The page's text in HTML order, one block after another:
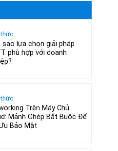
thức
sao lựa chọn giải pháp
phù hợp với doanh
thức
Trên Máy Chủ
Mảnh Ghép Bắt Buộc Để
Bảo Mật